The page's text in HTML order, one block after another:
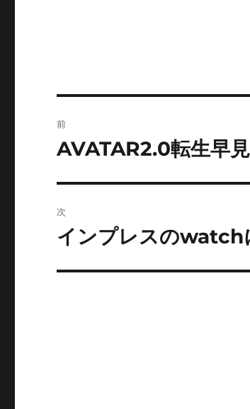
稿
ゲ
前
前
投
稿:
AVATAR2.0転生早
次
次
投
インプレスのwatch